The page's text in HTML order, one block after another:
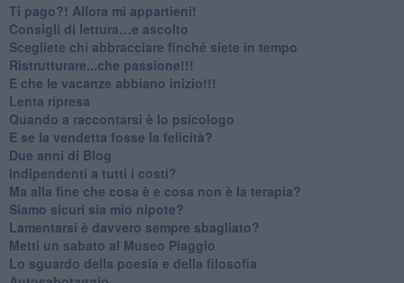
​Ti pago?! Allora mi appartieni!​
​Consigli di lettura…e ascolto
​Scegliete chi abbracciare finché siete in tempo
​Ristrutturare...che passione!!!
​E che le vacanze abbiano inizio!!!
​Lenta ripresa
​Quando a raccontarsi è lo psicologo
​E se la vendetta fosse la felicità?
​Due anni di Blog
​Indipendenti a tutti i costi?
​Ma alla fine che cosa è e cosa non è la terapia?
​Siamo sicuri sia mio nipote?
​Lamentarsi è davvero sempre sbagliato?
​Metti un sabato al Museo Piaggio
​Lo sguardo della poesia e della filosofia